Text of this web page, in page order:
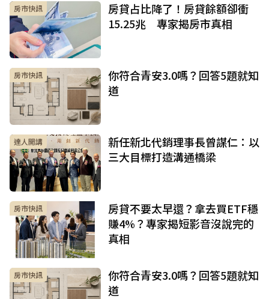
房市快訊
房貸占比降了！房貸餘額卻衝
15.25兆 專家揭房市真相
房市快訊
你符合青安3.0嗎？回答5題就知
道
達人開講
新任新北代銷理事長曾謀仁：以
三大目標打造溝通橋梁
房市快訊
房貸不要太早還？拿去買ETF穩
賺4%？專家揭短影音沒說完的
真相
房市快訊
你符合青安3.0嗎？回答5題就知
道